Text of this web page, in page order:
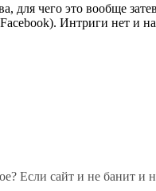
для чего это вообще
Интриги нет и
Если сайт и не банит и